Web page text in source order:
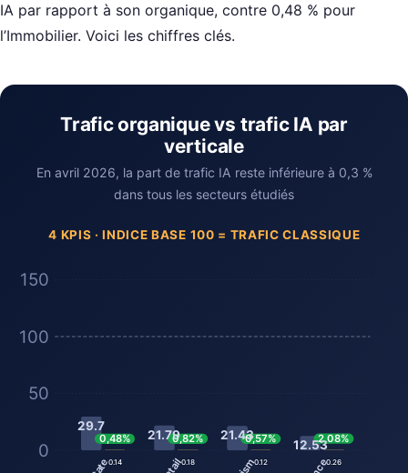
IA par rapport à son organique, contre 0,48 % pour
l’Immobilier. Voici les chiffres clés.
Trafic organique vs trafic IA par
verticale
En avril 2026, la part de trafic IA reste inférieure à 0,3 %
dans tous les secteurs étudiés
0
50
100
150
0.14
0,48%
29.7
0.18
0,82%
21.79
0.12
0,57%
21.43
0.26
2,08%
12.53
4 KPIS · INDICE BASE 100 = TRAFIC CLASSIQUE